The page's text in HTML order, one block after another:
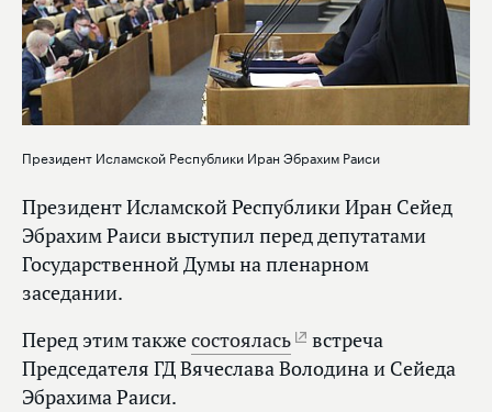
Президент Исламской Республики Иран Эбрахим Раиси
Президент Исламской Республики Иран Сейед
Эбрахим Раиси выступил перед депутатами
Государственной Думы на пленарном
заседании.
Перед этим такжесостоялась
встреча
Председателя ГД Вячеслава Володина и Сейеда
Эбрахима Раиси.